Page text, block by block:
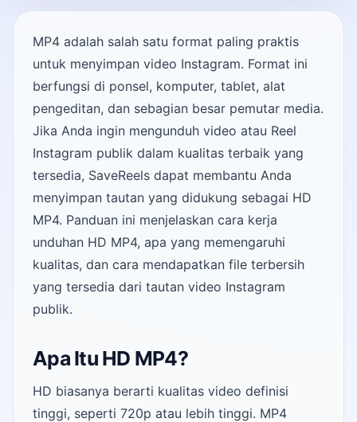
MP4 adalah salah satu format paling praktis
untuk menyimpan video Instagram. Format ini
berfungsi di ponsel, komputer, tablet, alat
pengeditan, dan sebagian besar pemutar media.
Jika Anda ingin mengunduh video atau Reel
Instagram publik dalam kualitas terbaik yang
tersedia, SaveReels dapat membantu Anda
menyimpan tautan yang didukung sebagai HD
MP4. Panduan ini menjelaskan cara kerja
unduhan HD MP4, apa yang memengaruhi
kualitas, dan cara mendapatkan file terbersih
yang tersedia dari tautan video Instagram
publik.
Apa Itu HD MP4?
HD biasanya berarti kualitas video definisi
tinggi, seperti 720p atau lebih tinggi. MP4